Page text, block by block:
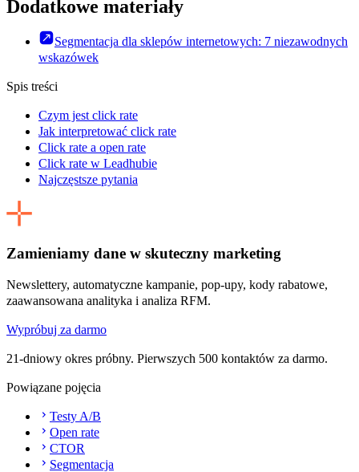
Dodatkowe materiały
Segmentacja dla sklepów internetowych: 7 niezawodnych
wskazówek
Spis treści
Czym jest click rate
Jak interpretować click rate
Click rate a open rate
Click rate w Leadhubie
Najczęstsze pytania
Zamieniamy dane w skuteczny marketing
Newslettery, automatyczne kampanie, pop-upy, kody rabatowe,
zaawansowana analityka i analiza RFM.
Wypróbuj za darmo
21-dniowy okres próbny. Pierwszych 500 kontaktów za darmo.
Powiązane pojęcia
Testy A/B
Open rate
CTOR
Segmentacja